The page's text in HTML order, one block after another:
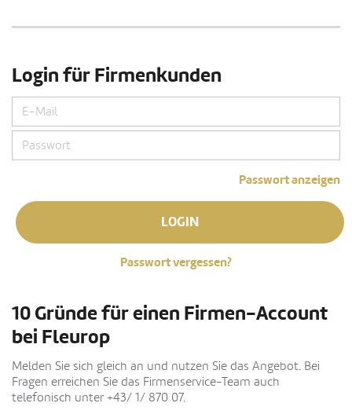
Login für Firmenkunden
Passwort anzeigen
LOGIN
Passwort vergessen?
10 Gründe für einen Firmen-Account
bei Fleurop
Melden Sie sich gleich an und nutzen Sie das Angebot. Bei
Fragen erreichen Sie das Firmenservice-Team auch
telefonisch unter +43/ 1/ 870 07.